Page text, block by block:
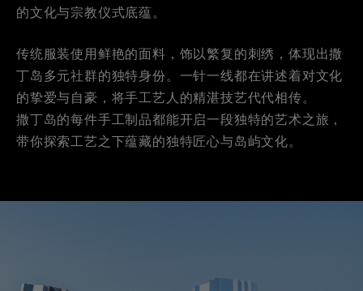
的文化与宗教仪式底蕴。
传统服装使用鲜艳的面料，饰以繁复的刺绣，体现出撒
丁岛多元社群的独特身份。一针一线都在讲述着对文化
的挚爱与自豪，将手工艺人的精湛技艺代代相传。
撒丁岛的每件手工制品都能开启一段独特的艺术之旅，
带你探索工艺之下蕴藏的独特匠心与岛屿文化。